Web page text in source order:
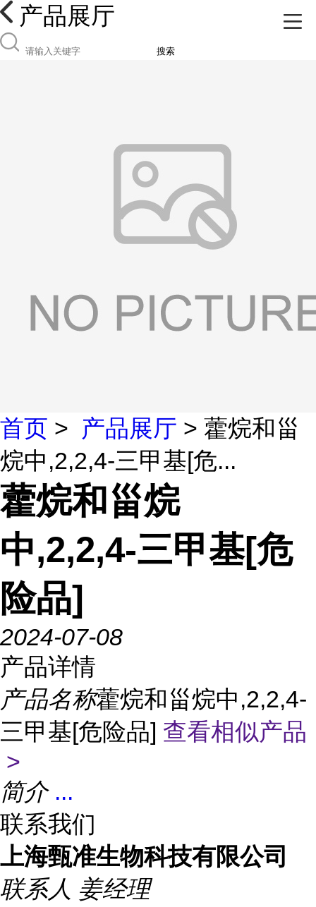
产品展厅
搜索
首页 > 产品展厅 > 藿烷和甾
烷中,2,2,4-三甲基[危...
藿烷和甾烷
中,2,2,4-三甲基[危
险品]
2024-07-08
产品详情
产品名称藿烷和甾烷中,2,2,4-
三甲基[危险品] 查看相似产品
>
简介 ...
联系我们
上海甄准生物科技有限公司
联系人 姜经理